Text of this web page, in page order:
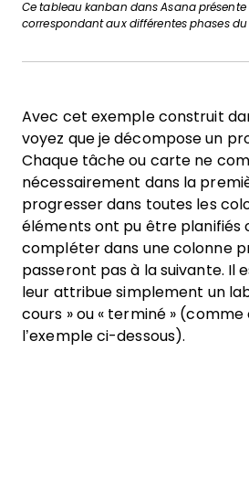
Ce tableau kanban dans Asana
correspondant aux différentes phases du
Avec cet exemple construit
voyez que je décompose un
Chaque tâche ou carte ne
nécessairement dans la
progresser dans toutes les
éléments ont pu être planifiés
compléter dans une colonne
passeront pas à la suivante. Il
leur attribue simplement un
cours » ou « terminé » (comme
l’exemple ci-dessous).